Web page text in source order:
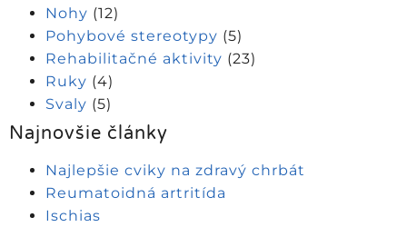
Nohy (12)
Pohybové stereotypy (5)
Rehabilitačné aktivity (23)
Ruky (4)
Svaly (5)
Najnovšie články
Najlepšie cviky na zdravý chrbát
Reumatoidná artritída
Ischias